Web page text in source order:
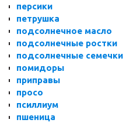
персики
петрушка
подсолнечное масло
подсолнечные ростки
подсолнечные семечки
помидоры
приправы
просо
псиллиум
пшеница